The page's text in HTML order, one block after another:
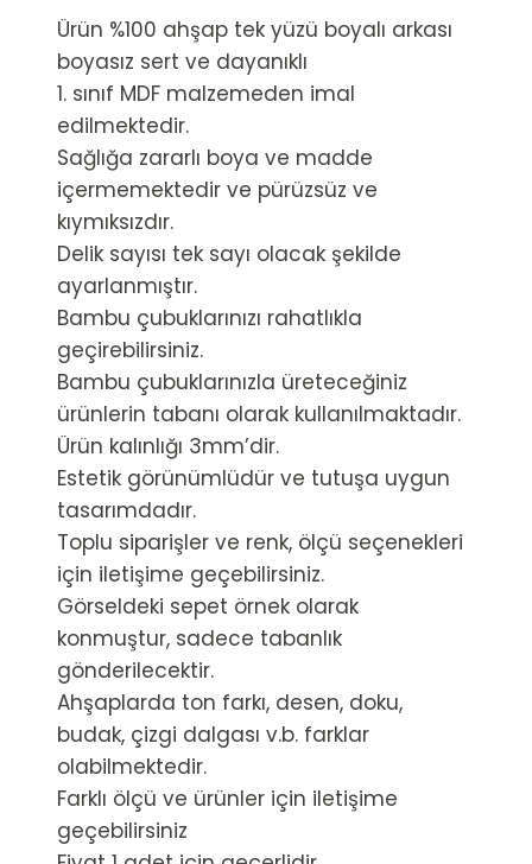
Ürün %100 ahşap tek yüzü boyalı arkası
boyasız sert ve dayanıklı
1. sınıf MDF malzemeden imal
edilmektedir.
Sağlığa zararlı boya ve madde
içermemektedir ve pürüzsüz ve
kıymıksızdır.
Delik sayısı tek sayı olacak şekilde
ayarlanmıştır.
Bambu çubuklarınızı rahatlıkla
geçirebilirsiniz.
Bambu çubuklarınızla üreteceğiniz
ürünlerin tabanı olarak kullanılmaktadır.
Ürün kalınlığı 3mm’dir.
Estetik görünümlüdür ve tutuşa uygun
tasarımdadır.
Toplu siparişler ve renk, ölçü seçenekleri
için iletişime geçebilirsiniz.
Görseldeki sepet örnek olarak
konmuştur, sadece tabanlık
gönderilecektir.
Ahşaplarda ton farkı, desen, doku,
budak, çizgi dalgası v.b. farklar
olabilmektedir.
Farklı ölçü ve ürünler için iletişime
geçebilirsiniz